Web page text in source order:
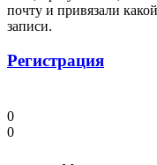
почту и привязали
записи.
Регистрация
0
0